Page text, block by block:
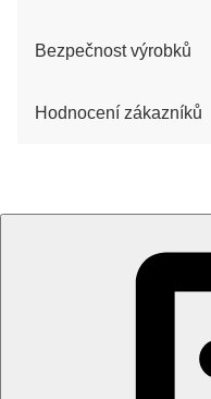
Bezpečnost výrobků
Hodnocení zákazníků